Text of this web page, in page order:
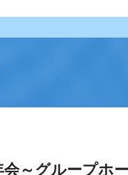
会～グループホ